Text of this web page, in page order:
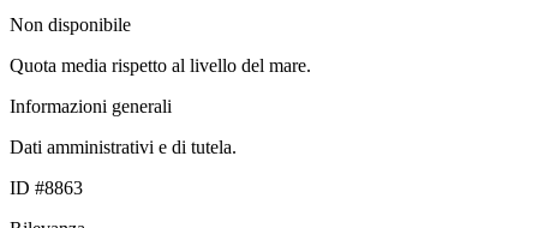
Non disponibile
Quota media rispetto al livello del mare.
Informazioni generali
Dati amministrativi e di tutela.
ID #8863